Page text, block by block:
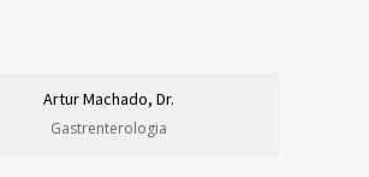
Artur Machado, Dr.
Gastrenterologia